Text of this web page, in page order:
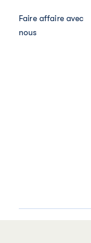
Faire affaire avec
nous